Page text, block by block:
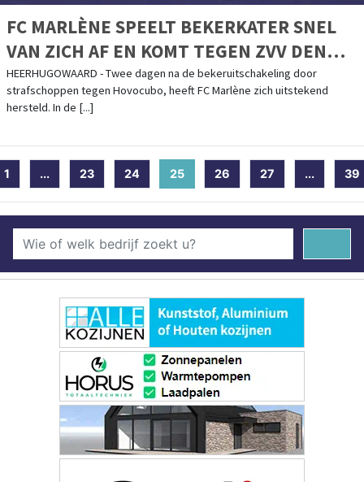
FC MARLÈNE SPEELT BEKERKATER SNEL
VAN ZICH AF EN KOMT TEGEN ZVV DEN
HAAG IN DUBBELE CIJFERS
HEERHUGOWAARD - Twee dagen na de bekeruitschakeling door
strafschoppen tegen Hovocubo, heeft FC Marlène zich uitstekend
hersteld. In de [...]
1 ... 23 24 25 (current)
26 27 ... 39